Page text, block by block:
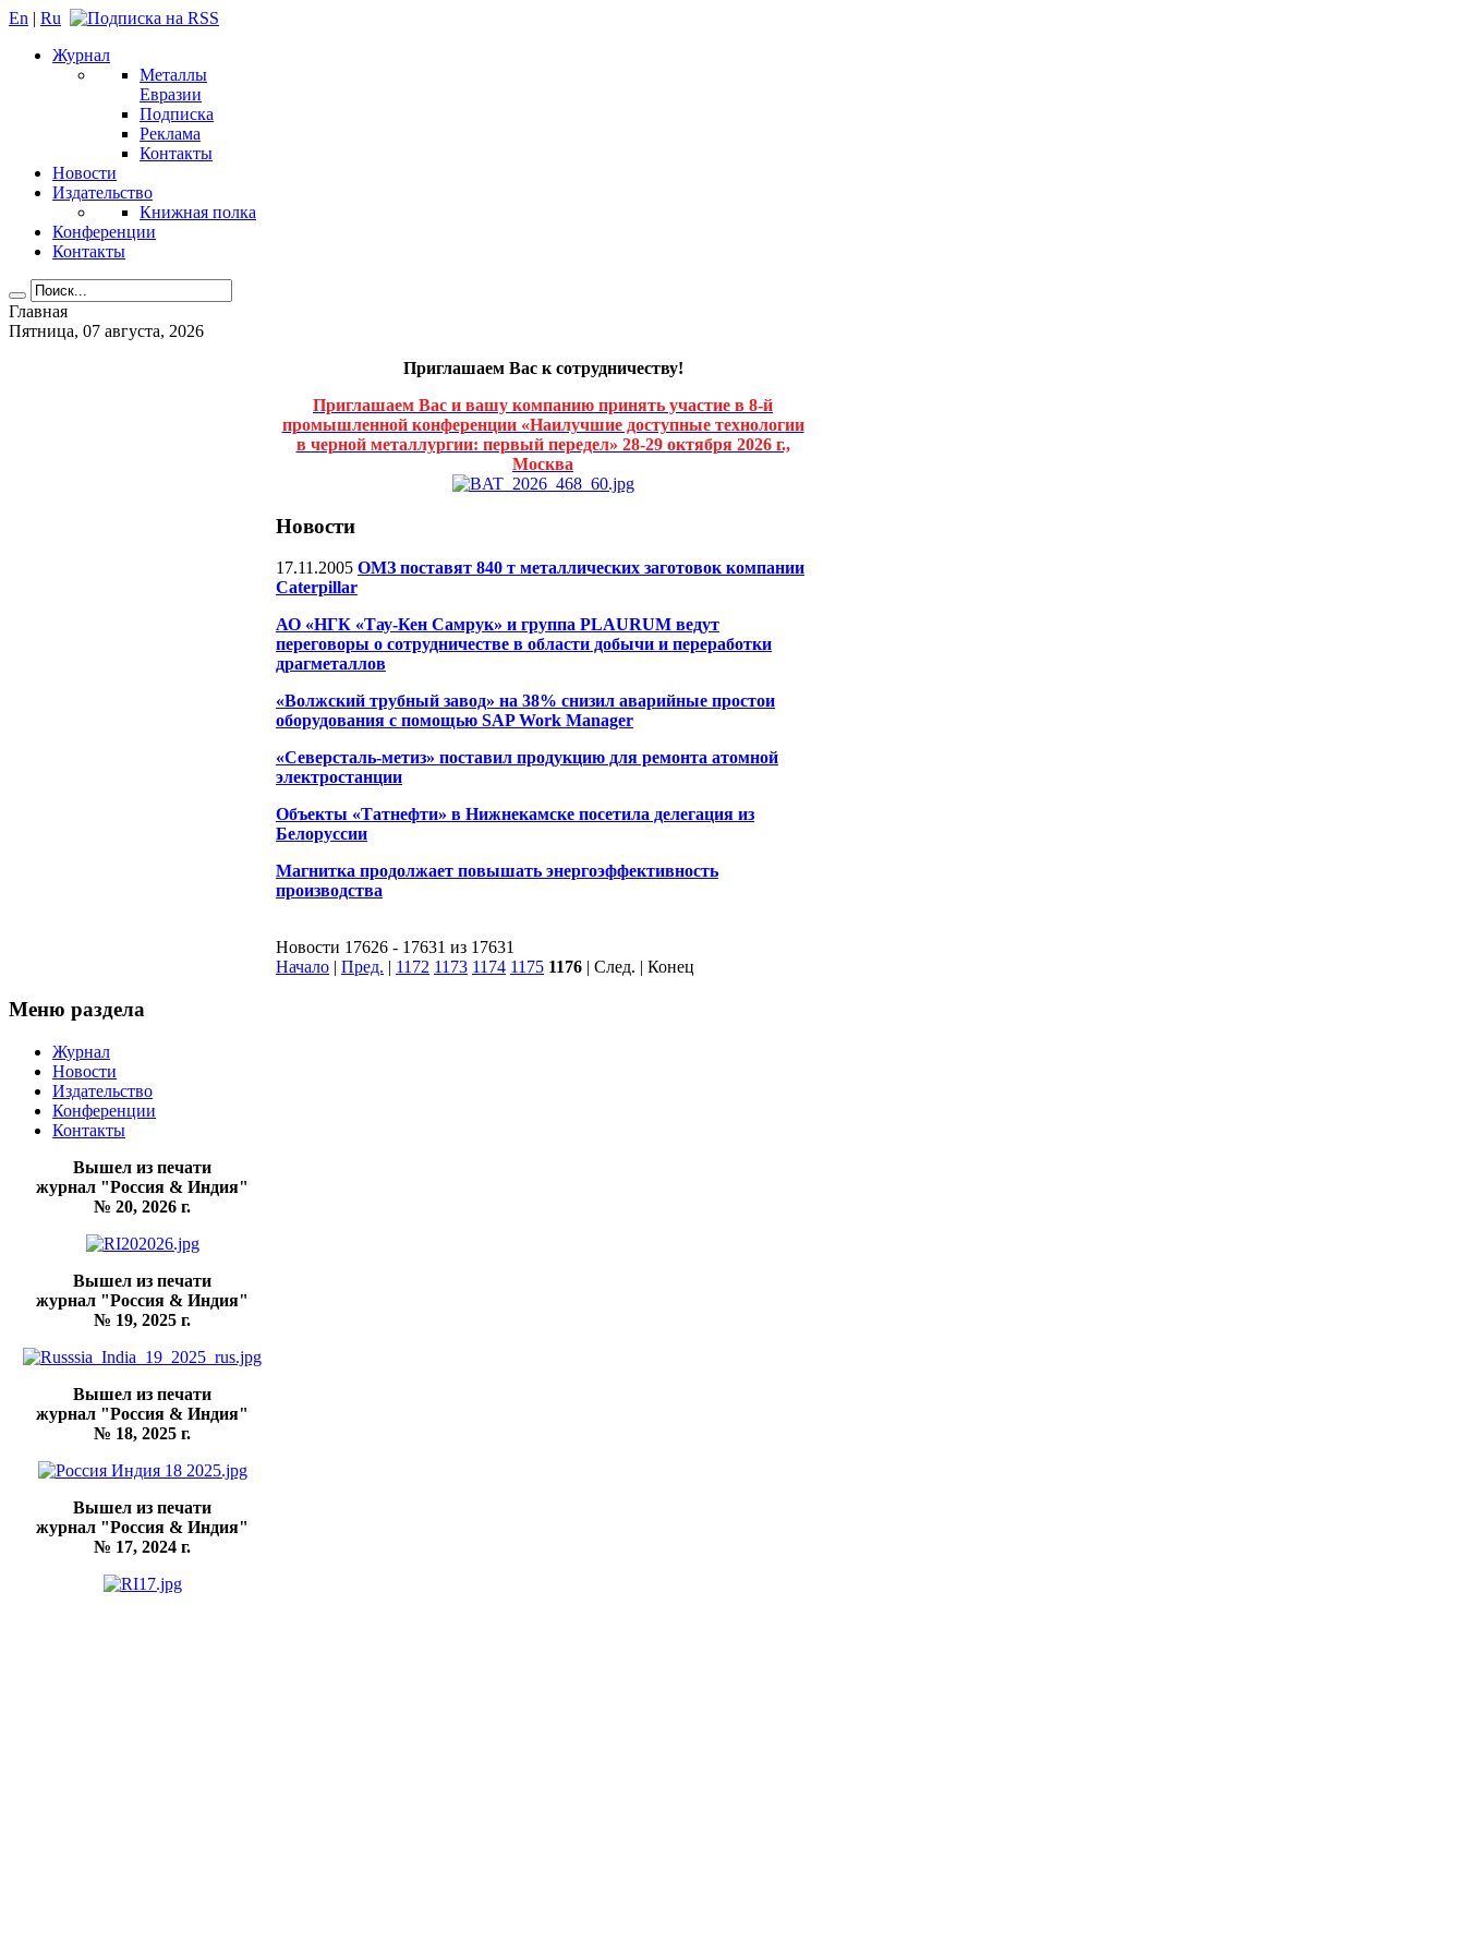
En | Ru
Журнал
Металлы
Евразии
Подписка
Реклама
Контакты
Новости
Издательство
Книжная полка
Конференции
Контакты
Главная
Пятница, 07 августа, 2026
Приглашаем Вас к сотрудничеству!
Приглашаем Вас и вашу компанию принять участие в 8-й
промышленной конференции «Наилучшие доступные технологии
в черной металлургии: первый передел» 28-29 октября 2026 г.,
Москва
Новости
17.11.2005 ОМЗ поставят 840 т металлических заготовок компании
Caterpillar
АО «НГК «Тау-Кен Самрук» и группа PLAURUM ведут
переговоры о сотрудничестве в области добычи и переработки
драгметаллов
«Волжский трубный завод» на 38% снизил аварийные простои
оборудования с помощью SAP Work Manager
«Северсталь-метиз» поставил продукцию для ремонта атомной
электростанции
Объекты «Татнефти» в Нижнекамске посетила делегация из
Белоруссии
Магнитка продолжает повышать энергоэффективность
производства
Новости 17626 - 17631 из 17631
Начало | Пред. | 1172 1173 1174 1175 1176 | След. | Конец
Меню раздела
Журнал
Новости
Издательство
Конференции
Контакты
Вышел из печати
журнал "Россия & Индия"
№ 20, 2026 г.
Вышел из печати
журнал "Россия & Индия"
№ 19, 2025 г.
Вышел из печати
журнал "Россия & Индия"
№ 18, 2025 г.
Вышел из печати
журнал "Россия & Индия"
№ 17, 2024 г.